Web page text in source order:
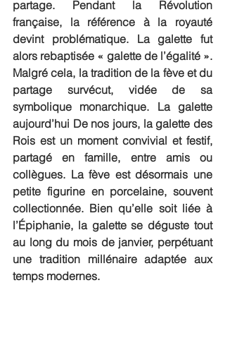
partage.
Pendant la Révolution
française, la référence à la royauté
devint problématique. La galette fut
alors rebaptisée « galette de l’égalité ».
Malgré cela, la tradition de la fève et du
partage survécut, vidée de sa
symbolique monarchique. La galette
aujourd’hui De nos jours, la galette des
Rois est un moment convivial et festif,
partagé en famille, entre amis ou
collègues. La fève est désormais une
petite figurine en porcelaine, souvent
collectionnée. Bien qu’elle soit liée à
l’Épiphanie, la galette se déguste tout
au long du mois de janvier, perpétuant
une tradition millénaire adaptée aux
temps modernes.